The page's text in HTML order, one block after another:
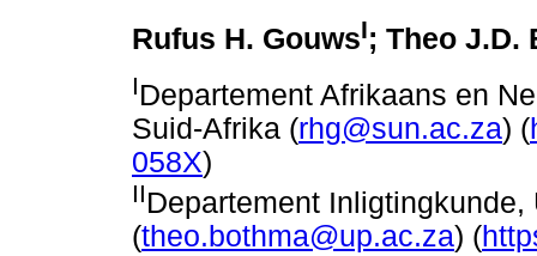
Rufus H. GouwsI; Theo J.D.
IDepartement Afrikaans en
Suid-Afrika (rhg@sun.ac.za) (
058X)
IIDepartement
(theo.bothma@up.ac.za) (